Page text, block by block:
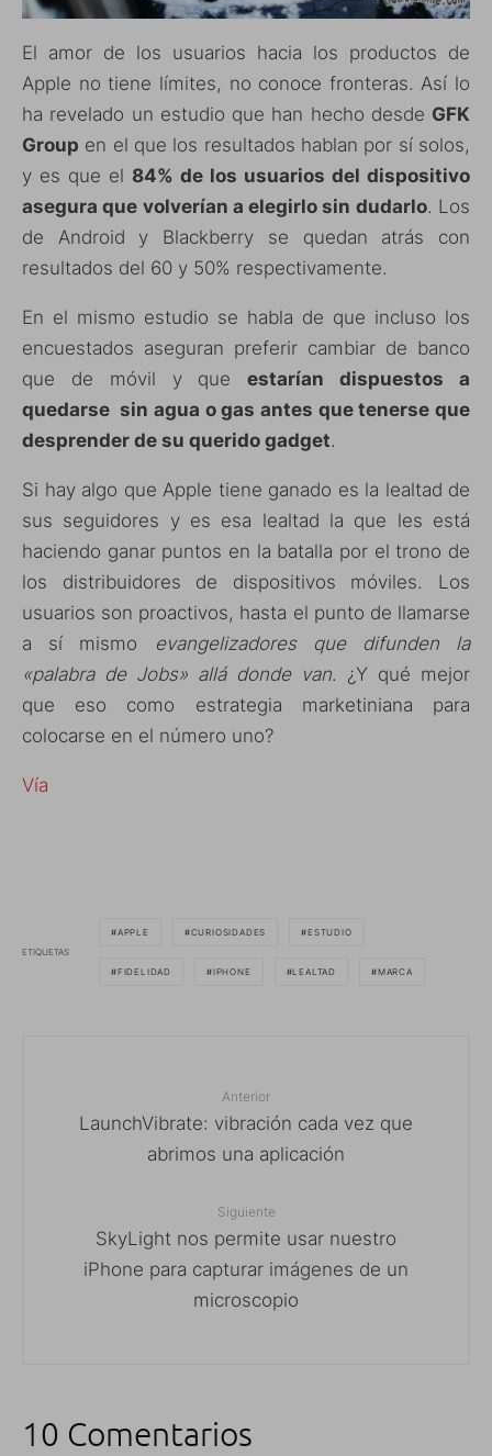
El amor de los usuarios hacia los productos de
Apple no tiene límites, no conoce fronteras. Así lo
ha revelado un estudio que han hecho desde GFK
Group en el que los resultados hablan por sí solos,
y es que el 84% de los usuarios del dispositivo
asegura que volverían a elegirlo sin dudarlo. Los
de Android y Blackberry se quedan atrás con
resultados del 60 y 50% respectivamente.
En el mismo estudio se habla de que incluso los
encuestados aseguran preferir cambiar de banco
que de móvil y queestarían dispuestos a
quedarse sin agua o gas antes que tenerse que
desprender de su querido gadget.
Si hay algo que Apple tiene ganado es la lealtad de
sus seguidores y es esa lealtad la que les está
haciendo ganar puntos en la batalla por el trono de
los distribuidores de dispositivos móviles. Los
usuarios son proactivos, hasta el punto de llamarse
a sí mismo
evangelizadores que difunden la
«palabra de Jobs» allá donde van. ¿Y qué mejor
que eso como estrategia marketiniana para
colocarse en el número uno?
Vía
ETIQUETAS
APPLE CURIOSIDADES ESTUDIO
FIDELIDAD IPHONE LEALTAD MARCA
Anterior
LaunchVibrate: vibración cada vez que
abrimos una aplicación
Siguiente
SkyLight nos permite usar nuestro
iPhone para capturar imágenes de un
microscopio
10 Comentarios